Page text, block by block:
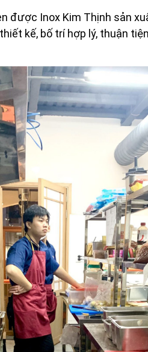
được Inox Kim Thịnh sản
kế, bố trí hợp lý, thuận